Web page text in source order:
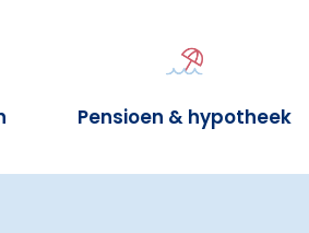
Pensioen & hypotheek